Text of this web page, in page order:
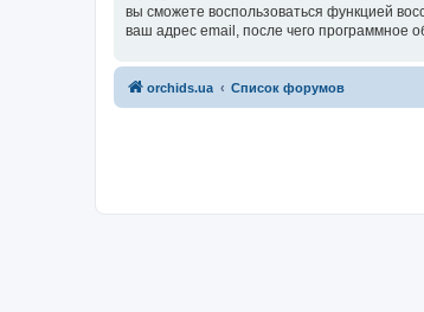
вы сможете воспользоваться функцией
ваш адрес email, после чего программное
orchids.ua Список форумов